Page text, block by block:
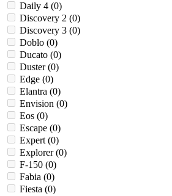
Daily 4 (0)
Discovery 2 (0)
Discovery 3 (0)
Doblo (0)
Ducato (0)
Duster (0)
Edge (0)
Elantra (0)
Envision (0)
Eos (0)
Escape (0)
Expert (0)
Explorer (0)
F-150 (0)
Fabia (0)
Fiesta (0)